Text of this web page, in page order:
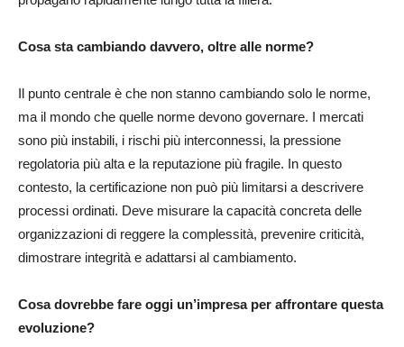
Cosa sta cambiando davvero, oltre alle norme?
Il punto centrale è che non stanno cambiando solo le norme,
ma il mondo che quelle norme devono governare. I mercati
sono più instabili, i rischi più interconnessi, la pressione
regolatoria più alta e la reputazione più fragile. In questo
contesto, la certificazione non può più limitarsi a descrivere
processi ordinati. Deve misurare la capacità concreta delle
organizzazioni di reggere la complessità, prevenire criticità,
dimostrare integrità e adattarsi al cambiamento.
Cosa dovrebbe fare oggi un’impresa per affrontare questa
evoluzione?